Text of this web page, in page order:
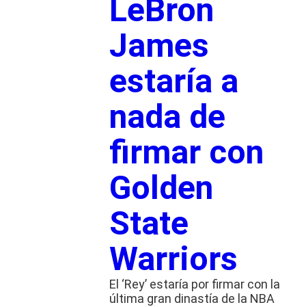
LeBron
James
estaría a
nada de
firmar con
Golden
State
Warriors
El ‘Rey’ estaría por firmar con la
última gran dinastía de la NBA